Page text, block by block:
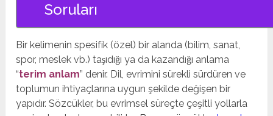
Soruları
Bir kelimenin spesifik (özel) bir alanda (bilim, sanat,
spor, meslek vb.) taşıdığı ya da kazandığı anlama
“terim anlam” denir. Dil, evrimini sürekli sürdüren ve
toplumun ihtiyaçlarına uygun şekilde değişen bir
yapıdır. Sözcükler, bu evrimsel süreçte çeşitli yollarla